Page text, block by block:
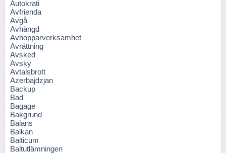
Autokrati
Avfrienda
Avgå
Avhängd
Avhopparverksamhet
Avrättning
Avsked
Avsky
Avtalsbrott
Azerbajdzjan
Backup
Bad
Bagage
Bakgrund
Balans
Balkan
Balticum
Baltutlämningen